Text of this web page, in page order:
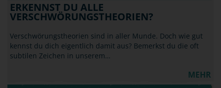
ERKENNST DU ALLE
VERSCHWÖRUNGSTHEORIEN?
Verschwörungstheorien sind in aller Munde. Doch wie gut
kennst du dich eigentlich damit aus? Bemerkst du die oft
subtilen Zeichen in unserem…
MEHR